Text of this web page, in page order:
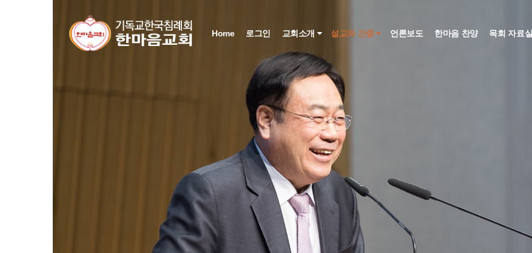
Home 로그인 교회소개 설교와 간증 언론보도 한마음 찬양 목회 자료실